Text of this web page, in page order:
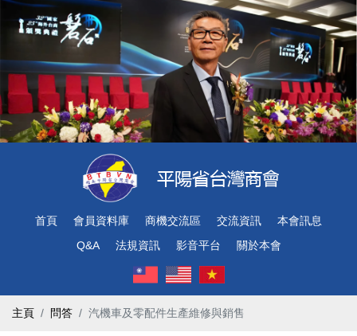
首頁 會員資料庫 商機交流區 交流資訊
本會訊息
Q&A
法規資訊 影音平台 關於本會
主頁 問答 汽機車及零配件生產維修與銷售